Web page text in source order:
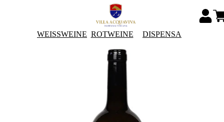
WEISSWEINE ROTWEINE DISPENSA